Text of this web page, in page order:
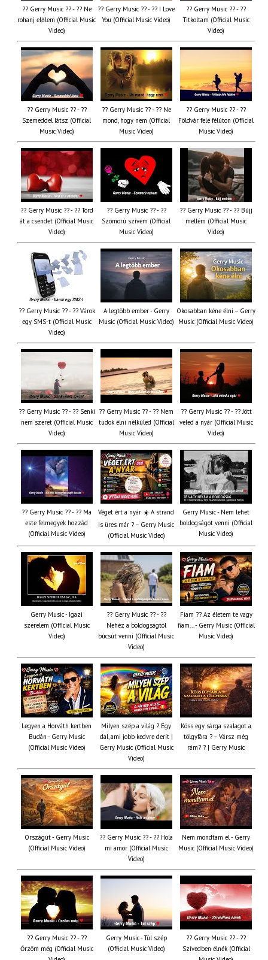
?? Gerry Music ?? - ?? Ne
rohanj előlem (Official Music
Video)
?? Gerry Music ?? - ?? I Love
You (Official Music Video)
?? Gerry Music ?? - ??
Titkoltam (Official Music
Video)
?? Gerry Music ?? - ??
Szemeddel látsz (Official
Music Video)
?? Gerry Music ?? - ?? Ne
mond, hogy nem (Official
Music Video)
?? Gerry Music ?? - ??
Földvár felé félúton (Official
Music Video)
?? Gerry Music ?? - ?? Törd
át a csendet (Official Music
Video)
?? Gerry Music ?? - ??
Szomorú szívem (Official
Music Video)
?? Gerry Music ?? - ?? Bújj
mellém (Official Music
Video)
?? Gerry Music ?? - ?? Várok
egy SMS-t (Official Music
Video)
A legtöbb ember - Gerry
Music (Official Music Video)
Okosabban kéne élni – Gerry
Music (Official Music Video)
?? Gerry Music ?? - ?? Senki
nem szeret (Official Music
Video)
?? Gerry Music ?? - ?? Nem
tudok élni nélküled (Official
Music Video)
?? Gerry Music ?? - ?? Jött
veled a nyár (Official Music
Video)
?? Gerry Music ?? - ?? Ma
este felmegyek hozzád
(Official Music Video)
Véget ért a nyár ☀️ A strand
is üres már ? – Gerry Music
(Official Music Video)
Gerry Music - Nem lehet
boldogságot venni (Official
Music Video)
Gerry Music - Igazi
szerelem (Official Music
Video)
?? Gerry Music ?? - ??
Nehéz a boldogságtól
búcsút venni (Official Music
Video)
Fiam ?‍? Az életem te vagy
fiam... - Gerry Music (Official
Music Video)
Legyen a Horváth kertben
Budán - Gerry Music
(Official Music Video)
Milyen szép a világ ? Egy
dal, ami jobb kedvre derít |
Gerry Music (Official Music
Video)
Köss egy sárga szalagot a
tölgyfára ?️ – Vársz még
rám? ? | Gerry Music
Országút - Gerry Music
(Official Music Video)
?? Gerry Music ?? - ?? Hola
mi amor (Official Music
Video)
Nem mondtam el - Gerry
Music (Official Music Video)
?? Gerry Music ?? - ??
Őrzöm még (Official Music
Gerry Music - Túl szép
(Official Music Video)
?? Gerry Music ?? - ??
Szívedben élnék (Official